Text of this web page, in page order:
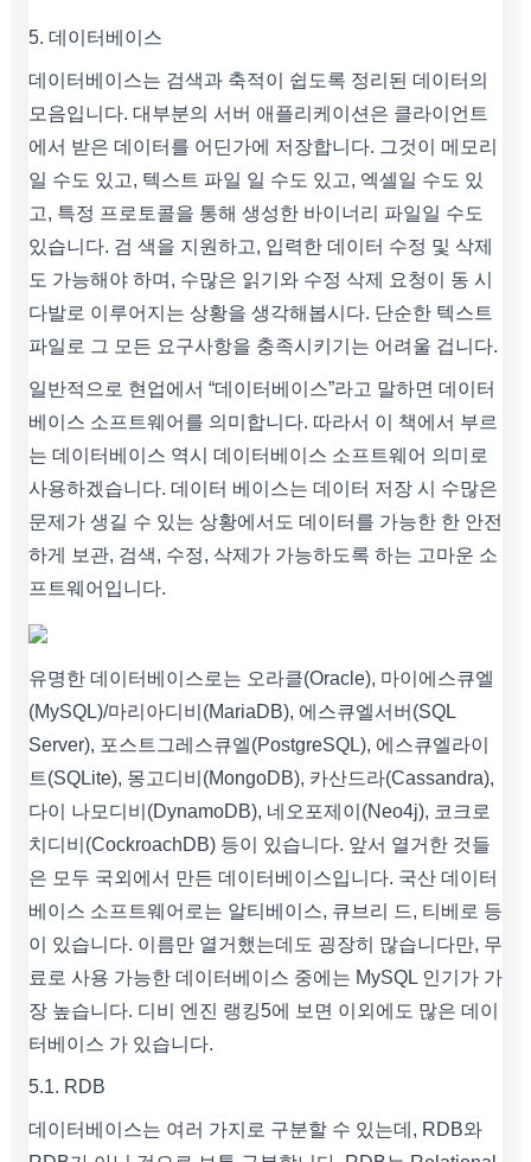
5. 데이터베이스
데이터베이스는 검색과 축적이 쉽도록 정리된 데이터의
모음입니다. 대부분의 서버 애플리케이션은 클라이언트
에서 받은 데이터를 어딘가에 저장합니다. 그것이 메모리
일 수도 있고, 텍스트 파일 일 수도 있고, 엑셀일 수도 있
고, 특정 프로토콜을 통해 생성한 바이너리 파일일 수도
있습니다. 검 색을 지원하고, 입력한 데이터 수정 및 삭제
도 가능해야 하며, 수많은 읽기와 수정 삭제 요청이 동 시
다발로 이루어지는 상황을 생각해봅시다. 단순한 텍스트
파일로 그 모든 요구사항을 충족시키기는 어려울 겁니다.
일반적으로 현업에서 “데이터베이스”라고 말하면 데이터
베이스 소프트웨어를 의미합니다. 따라서 이 책에서 부르
는 데이터베이스 역시 데이터베이스 소프트웨어 의미로
사용하겠습니다. 데이터 베이스는 데이터 저장 시 수많은
문제가 생길 수 있는 상황에서도 데이터를 가능한 한 안전
하게 보관, 검색, 수정, 삭제가 가능하도록 하는 고마운 소
프트웨어입니다.
유명한 데이터베이스로는 오라클(Oracle), 마이에스큐엘
(MySQL)/마리아디비(MariaDB), 에스큐엘서버(SQL
Server), 포스트그레스큐엘(PostgreSQL), 에스큐엘라이
트(SQLite), 몽고디비(MongoDB), 카산드라(Cassandra),
다이 나모디비(DynamoDB), 네오포제이(Neo4j), 코크로
치디비(CockroachDB) 등이 있습니다. 앞서 열거한 것들
은 모두 국외에서 만든 데이터베이스입니다. 국산 데이터
베이스 소프트웨어로는 알티베이스, 큐브리 드, 티베로 등
이 있습니다. 이름만 열거했는데도 굉장히 많습니다만, 무
료로 사용 가능한 데이터베이스 중에는 MySQL 인기가 가
장 높습니다. 디비 엔진 랭킹5에 보면 이외에도 많은 데이
터베이스 가 있습니다.
5.1. RDB
데이터베이스는 여러 가지로 구분할 수 있는데, RDB와